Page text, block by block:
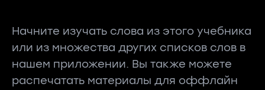
Начните изучать слова из этого учебника
или из множества других списков слов в
нашем приложении. Вы также можете
распечатать материалы для оффлайн